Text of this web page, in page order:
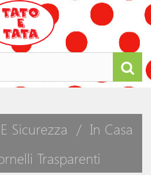
Sicurezza
In Casa
Trasparenti